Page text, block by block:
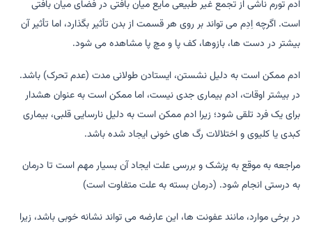
ادم تورم ناشی از تجمع غیر طبیعی مایع میان بافتی در فضای میان بافتی
است. اگرچه اِدِم می تواند بر روی هر قسمت از بدن تأثیر بگذارد، اما تأثیر آن
بیشتر در دست ها، بازوها، کف پا و مچ پا مشاهده می شود.
ادم ممکن است به دلیل نشستن، ایستادن طولانی مدت (عدم تحرک) باشد.
در بیشتر اوقات، ادم بیماری جدی نیست، اما ممکن است به عنوان هشدار
برای یک فرد تلقی شود؛ زیرا ادم ممکن است به دلیل نارسایی قلبی، بیماری
کبدی یا کلیوی و اختلالات رگ های خونی ایجاد شده باشد.
مراجعه به موقع به پزشک و بررسی علت ایجاد آن بسیار مهم است تا درمان
به درستی انجام شود. (درمان بسته به علت متفاوت است)
در برخی موارد، مانند عفونت ها، این عارضه می تواند نشانه خوبی باشد، زیرا